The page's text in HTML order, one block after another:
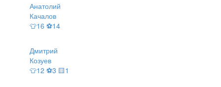
Анатолий
Качалов
👕16 ⚽14
Дмитрий
Козуев
👕12 ⚽3 🟨1